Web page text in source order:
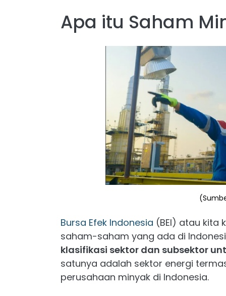
Apa itu Saham
Bursa Efek Indonesia (BEI) atau kita
saham-saham yang ada di
klasifikasi sektor dan subsektor
satunya adalah sektor energi
perusahaan minyak di Indonesia.